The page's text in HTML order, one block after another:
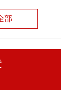
部